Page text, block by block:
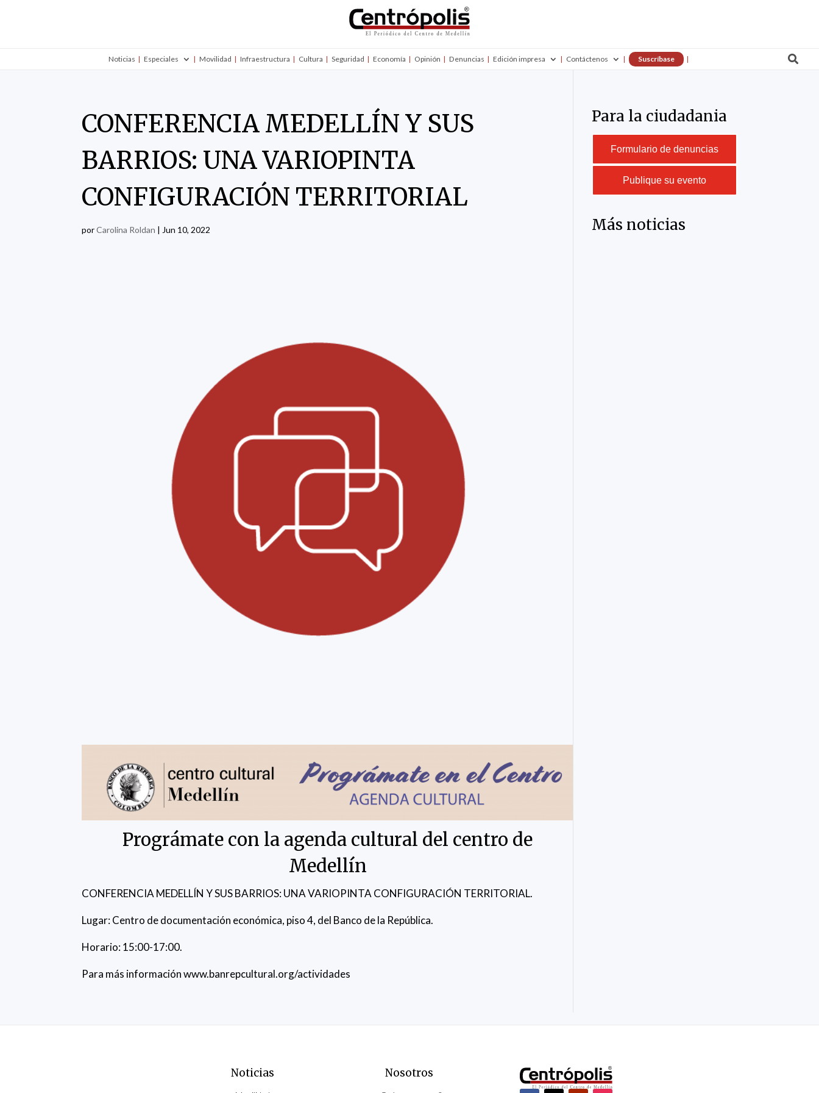
Noticias Especiales Movilidad Infraestructura Cultura Seguridad Economía Opinión Denuncias Edición impresa Contáctenos Suscríbase 
CONFERENCIA MEDELLÍN Y SUS
BARRIOS: UNA VARIOPINTA
CONFIGURACIÓN TERRITORIAL
porCarolina Roldan | Jun 10, 2022
Prográmate con la agenda cultural del centro de
Medellín
CONFERENCIA MEDELLÍN Y SUS BARRIOS: UNA VARIOPINTA CONFIGURACIÓN TERRITORIAL.
Lugar: Centro de documentación económica, piso 4, del Banco de la República.
Horario: 15:00-17:00.
Para más información www.banrepcultural.org/actividades
Para la ciudadania
Formulario de denuncias
Publique su evento
Más noticias
Noticias Nosotros